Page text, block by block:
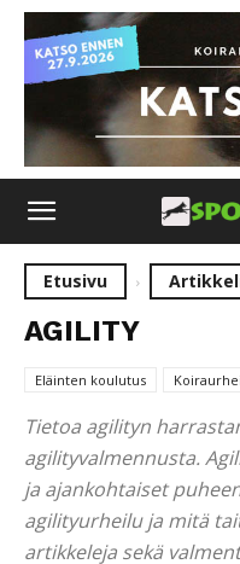
Etusivu
AGILITY
Eläinten koulutus
Tietoa agilityn
agilityvalmennusta.
ja ajankohtaiset
agilityurheilu ja mitä
artikkeleja sekä